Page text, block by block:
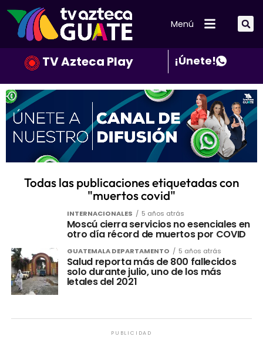
Menú
TV Azteca Play ¡Únete!
Todas las publicaciones etiquetadas con
"muertos covid"
INTERNACIONALES 5 años atrás
Moscú cierra servicios no esenciales en
otro día récord de muertos por COVID
GUATEMALA DEPARTAMENTO 5 años atrás
Salud reporta más de 800 fallecidos
solo durante julio, uno de los más
letales del 2021
PUBLICIDAD